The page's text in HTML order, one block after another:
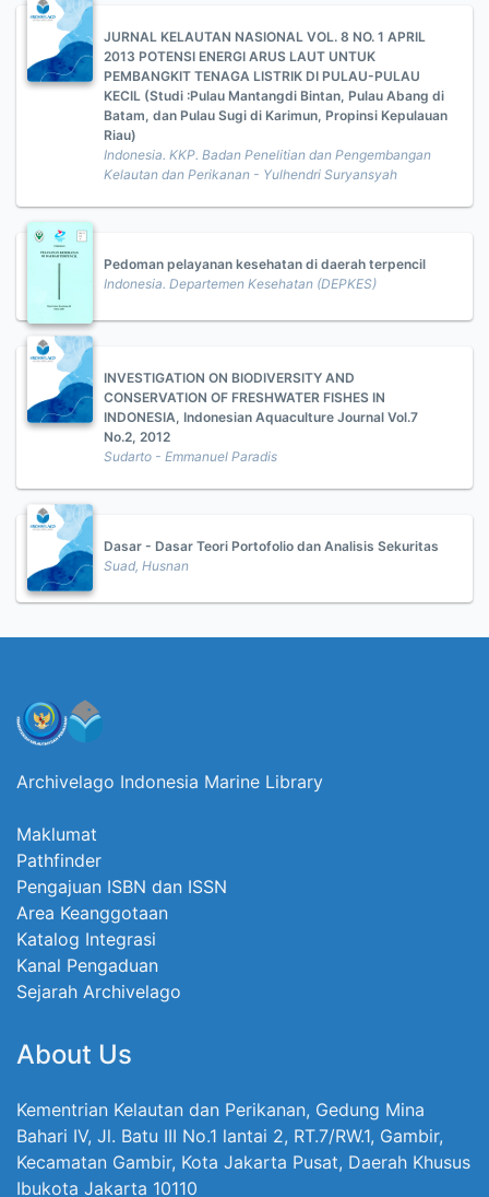
JURNAL KELAUTAN NASIONAL VOL. 8 NO. 1 APRIL
2013 POTENSI ENERGI ARUS LAUT UNTUK
PEMBANGKIT TENAGA LISTRIK DI PULAU-PULAU
KECIL (Studi :Pulau Mantangdi Bintan, Pulau Abang di
Batam, dan Pulau Sugi di Karimun, Propinsi Kepulauan
Riau)
Indonesia. KKP. Badan Penelitian dan Pengembangan
Kelautan dan Perikanan - Yulhendri Suryansyah
Pedoman pelayanan kesehatan di daerah terpencil
Indonesia. Departemen Kesehatan (DEPKES)
INVESTIGATION ON BIODIVERSITY AND
CONSERVATION OF FRESHWATER FISHES IN
INDONESIA, Indonesian Aquaculture Journal Vol.7
No.2, 2012
Sudarto - Emmanuel Paradis
Dasar - Dasar Teori Portofolio dan Analisis Sekuritas
Suad, Husnan
Archivelago Indonesia Marine Library
Maklumat
Pathfinder
Pengajuan ISBN dan ISSN
Area Keanggotaan
Katalog Integrasi
Kanal Pengaduan
Sejarah Archivelago
About Us
Kementrian Kelautan dan Perikanan, Gedung Mina
Bahari IV, Jl. Batu III No.1 lantai 2, RT.7/RW.1, Gambir,
Kecamatan Gambir, Kota Jakarta Pusat, Daerah Khusus
Ibukota Jakarta 10110